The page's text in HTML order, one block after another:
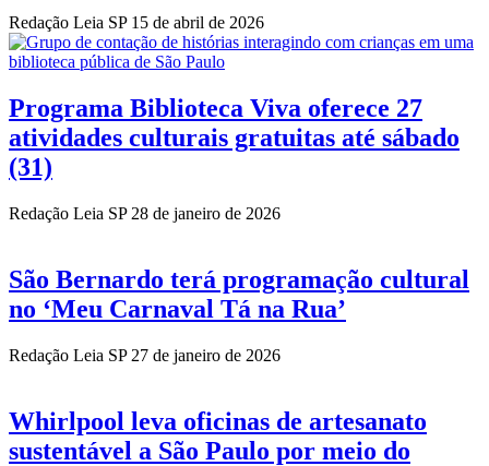
Redação Leia SP 15 de abril de 2026
Programa Biblioteca Viva oferece 27
atividades culturais gratuitas até sábado
(31)
Redação Leia SP 28 de janeiro de 2026
São Bernardo terá programação cultural
no ‘Meu Carnaval Tá na Rua’
Redação Leia SP 27 de janeiro de 2026
Whirlpool leva oficinas de artesanato
sustentável a São Paulo por meio do